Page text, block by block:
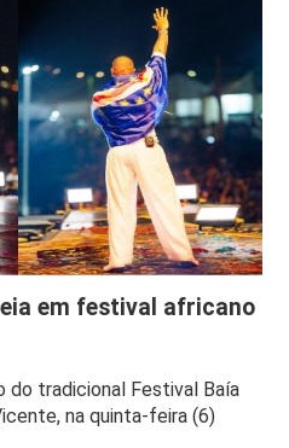
em festival africano
do tradicional Festival Baía
na quinta-feira (6)